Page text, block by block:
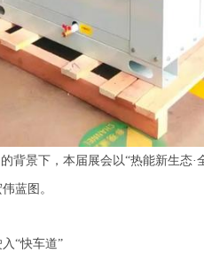
背景下，本届展会以“热能新生态
蓝图。
入“快车道”